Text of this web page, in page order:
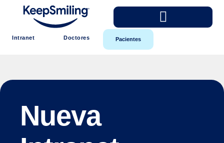
Intranet Doctores Pacientes
Nueva